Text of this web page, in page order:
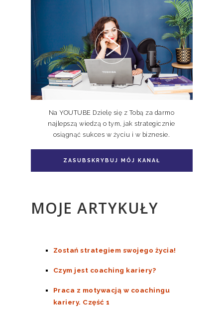
Pakiet 2 książek Doskonale
Niedoskonali TOM I, II
Pakiet książka + e-book Doskonale
Niedoskonali TOM II
Na YOUTUBE Dzielę się z Tobą za darmo
najlepszą wiedzą o tym, jak strategicznie
osiągnąć sukces w życiu i w biznesie.
ZASUBSKRYBUJ MÓJ KANAŁ
MOJE ARTYKUŁY
Zostań strategiem swojego życia!
Czym jest coaching kariery?
Praca z motywacją w coachingu
kariery. Część 1